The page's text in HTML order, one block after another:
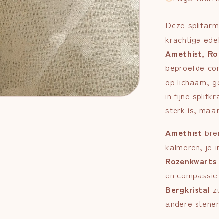
Deze
krachtige
Amethist,
beproefde
op lichaam,
in fijne
sterk is,
Amethist
kalmeren, je
Rozenkwarts
en
Bergkristal
andere